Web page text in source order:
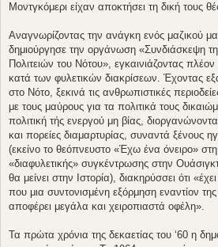
Μοντγκόμερι είχαν αποκτήσει τη δική τους
Αναγνωρίζοντας την ανάγκη ενός μαζικού
δημιούργησε την οργάνωση «Συνδιάσκεψη
Πολιτειών του Νότου», εγκαινιάζοντας
κατά των φυλετικών διακρίσεων. Έχοντας
στο Νότο, ξεκινά τις ανθρωπιστικές
με τους μαύρους για τα πολιτικά τους
πολιτική τής ενεργού μη βίας,
και πορείες διαμαρτυρίας, συναντά ξένους
(εκείνο το θεόπνευστο «Έχω ένα όνειρο» στη
«διαφυλετικής» συγκέντρωσης στην
θα μείνει στην Ιστορία), διακηρύσσει ότι
που μια συντονισμένη εξόρμηση εναντίον
αποφέρει μεγάλα και χειροπιαστά οφέλη».
Τα πρώτα χρόνια της δεκαετίας του ‘60 η